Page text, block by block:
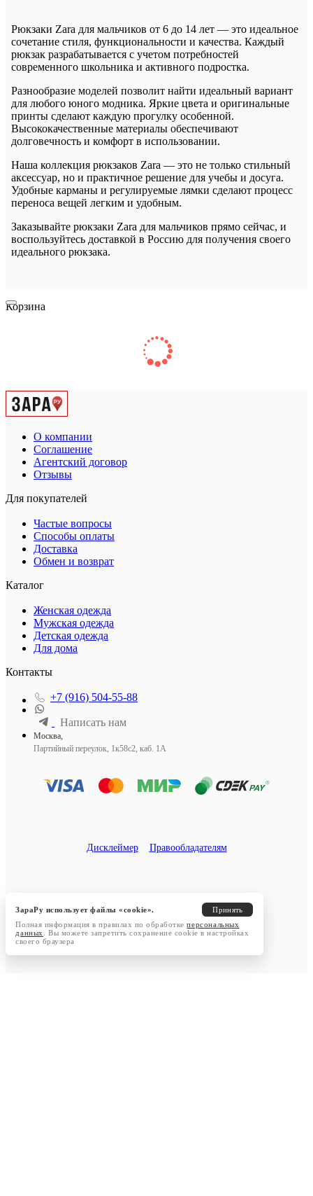
Рюкзаки Zara для мальчиков от 6 до 14 лет — это идеальное
сочетание стиля, функциональности и качества. Каждый
рюкзак разрабатывается с учетом потребностей
современного школьника и активного подростка.
Разнообразие моделей позволит найти идеальный вариант
для любого юного модника. Яркие цвета и оригинальные
принты сделают каждую прогулку особенной.
Высококачественные материалы обеспечивают
долговечность и комфорт в использовании.
Наша коллекция рюкзаков Zara — это не только стильный
аксессуар, но и практичное решение для учебы и досуга.
Удобные карманы и регулируемые лямки сделают процесс
переноса вещей легким и удобным.
Заказывайте рюкзаки Zara для мальчиков прямо сейчас, и
воспользуйтесь доставкой в Россию для получения своего
идеального рюкзака.
Корзина
О компании
Соглашение
Агентский договор
Отзывы
Для покупателей
Частые вопросы
Способы оплаты
Доставка
Обмен и возврат
Каталог
Женская одежда
Мужская одежда
Детская одежда
Для дома
Контакты
+7 (916) 504-55-88
Написать нам
Москва,
Партийный переулок, 1к58с2, каб. 1А
Дисклеймер Правообладателям
ЗараРу использует файлы «cookie».
Принять
Полная информация в правилах по обработкеперсональных
данных
. Вы можете запретить сохранение cookie в настройках
своего браузера